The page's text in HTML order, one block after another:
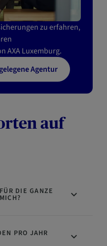
zu erfahren,
AXA Luxemburg.
Agentur
auf
DIE GANZE
PRO JAHR